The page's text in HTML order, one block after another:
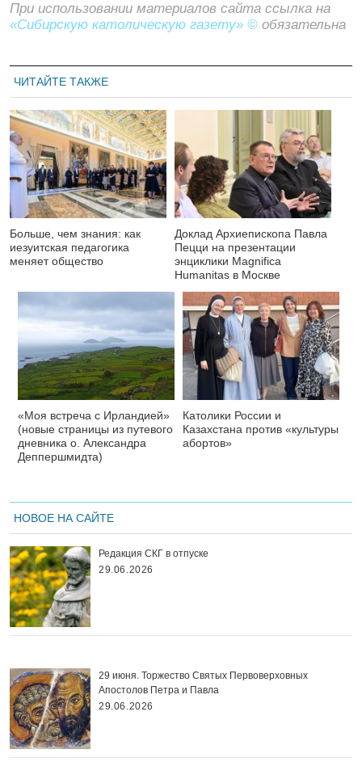
При использовании материалов сайта ссылка на
«Сибирскую католическую газету» © обязательна
ЧИТАЙТЕ ТАКЖЕ
Больше, чем знания: как
иезуитская педагогика
меняет общество
Доклад Архиепископа Павла
Пецци на презентации
энциклики Magnifica
Нumanitas в Москве
«Моя встреча с Ирландией»
(новые страницы из путевого
дневника о. Александра
Деппершмидта)
Католики России и
Казахстана против «культуры
абортов»
НОВОЕ НА САЙТЕ
Редакция СКГ в отпуске
29.06.2026
29 июня. Торжество Святых Первоверховных
Апостолов Петра и Павла
29.06.2026